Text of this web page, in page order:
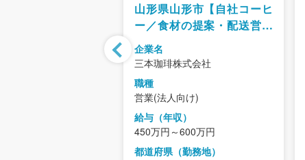
山形県山形市【自社コーヒ
ー／食材の提案・配送営業
（リーダー・MGR候補）】
残業15h／年間休日122日／
企業名
三本珈琲株式会社
職種
営業(法人向け)
給与（年収）
450万円～600万円
都道府県（勤務地）